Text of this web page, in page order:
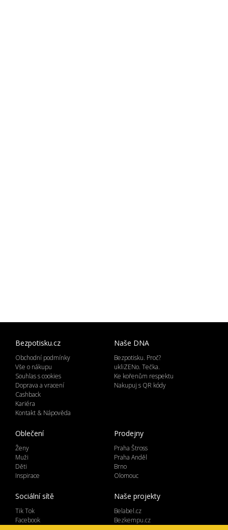
Bezpotisku.cz
Obchodní podmínky
Vše o nákupu
Souhlas s cookies
Doprava a vracení
Cashback
Kariéra
Kontakt & Nápověda
Naše DNA
Bezpotisku. Proč?
ukliZENo. Tečka.
Ke kořenům respektu
Nakupuj s QR kódy
Oblečení
Ženy
Muži
Děti
Inspirace
Prodejny
Praha Štross
Praha Anděl
Brno
Olomouc
Sociální sítě
Tik Tok
Facebook
Naše projekty
Belabel.cz
Bezkempu.cz